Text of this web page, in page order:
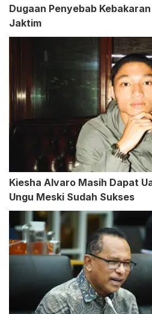
Dugaan Penyebab
Jaktim
Kiesha Alvaro Masih Dapat
Ungu Meski Sudah Sukses